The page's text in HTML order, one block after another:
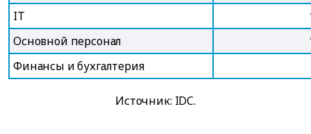
IT
Основной персонал
Финансы и бухгалтерия
Источник: IDC.